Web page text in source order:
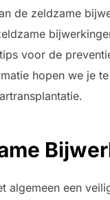
de zeldzame
voor de
hopen we je
algemeen een